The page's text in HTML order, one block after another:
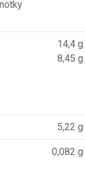
14,4 g
8,45 g
5,22 g
0,082 g